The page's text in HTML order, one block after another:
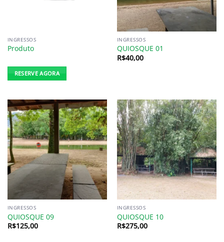
INGRESSOS
Produto
RESERVE AGORA
INGRESSOS
QUIOSQUE 01
R$40,00
INGRESSOS
QUIOSQUE 09
R$125,00
INGRESSOS
QUIOSQUE 10
R$275,00